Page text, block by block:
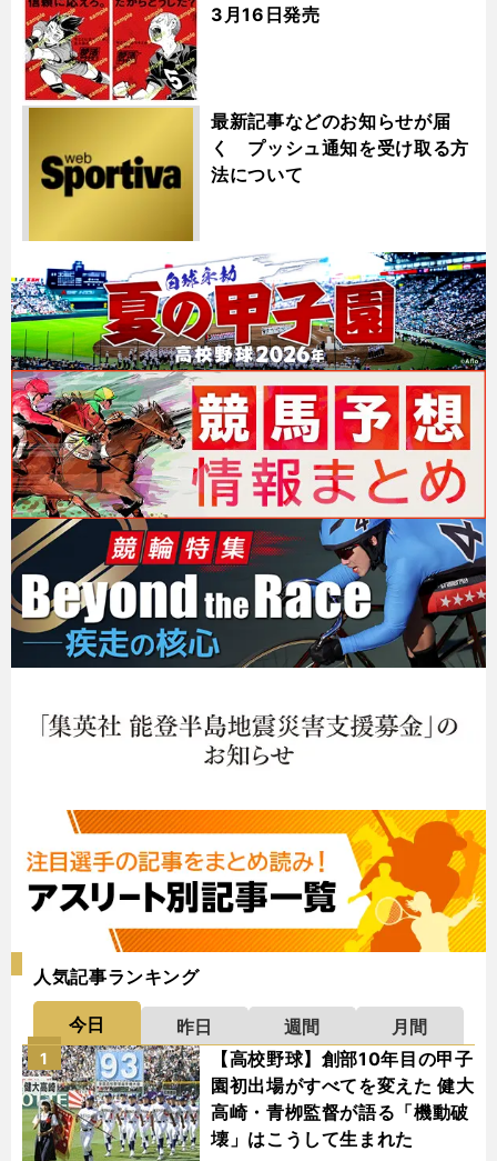
3月16日発売
最新記事などのお知らせが届
く プッシュ通知を受け取る方
法について
人気記事ランキング
今日 昨日 週間
月間
【高校野球】創部10年目の甲子
園初出場がすべてを変えた 健大
高崎・青栁監督が語る「機動破
壊」はこうして生まれた
1